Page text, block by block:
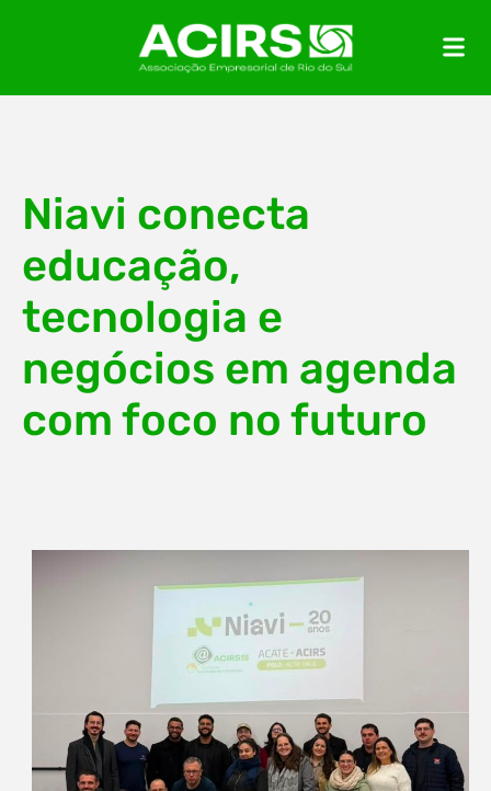
Niavi conecta
educação,
tecnologia e
negócios em agenda
com foco no futuro